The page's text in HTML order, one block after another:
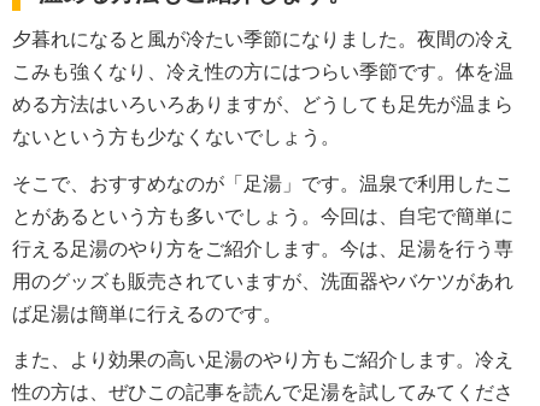
夕暮れになると風が冷たい季節になりました。夜間の冷え
こみも強くなり、冷え性の方にはつらい季節です。体を温
める方法はいろいろありますが、どうしても足先が温まら
ないという方も少なくないでしょう。
そこで、おすすめなのが「足湯」です。温泉で利用したこ
とがあるという方も多いでしょう。今回は、自宅で簡単に
行える足湯のやり方をご紹介します。今は、足湯を行う専
用のグッズも販売されていますが、洗面器やバケツがあれ
ば足湯は簡単に行えるのです。
また、より効果の高い足湯のやり方もご紹介します。冷え
性の方は、ぜひこの記事を読んで足湯を試してみてくださ